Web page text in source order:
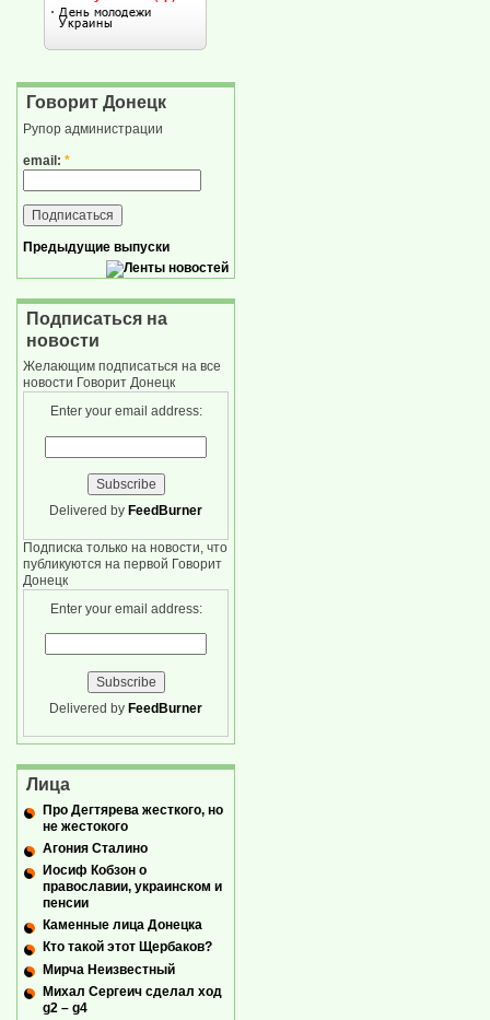
Говорит Донецк
Рупор администрации
email: *
Предыдущие выпуски
Подписаться на
новости
Желающим подписаться на все
новости Говорит Донецк
Enter your email address:
Delivered by FeedBurner
Подписка только на новости, что
публикуются на первой Говорит
Донецк
Enter your email address:
Delivered by FeedBurner
Лица
Про Дегтярева жесткого, но
не жестокого
Агония Сталино
Иосиф Кобзон о
православии, украинском и
пенсии
Каменные лица Донецка
Кто такой этот Щербаков?
Мирча Неизвестный
Михал Сергеич сделал ход
g2 – g4